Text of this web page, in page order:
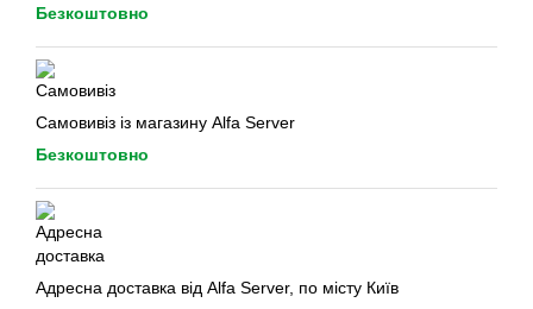
Безкоштовно
Самовивіз із магазину Alfa Server
Безкоштовно
Адресна доставка від Alfa Server, по місту Київ